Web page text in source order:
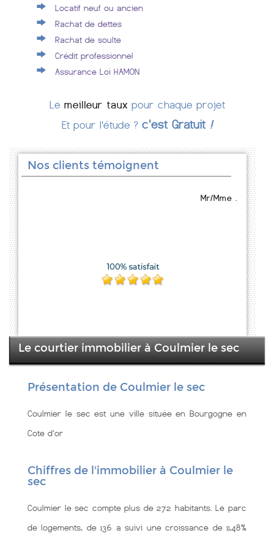
Locatif neuf ou ancien
Rachat de dettes
Rachat de soulte
Crédit professionnel
Assurance Loi HAMON
Le meilleur taux pour chaque projet
Et pour l'étude ? c'est Gratuit !
Nos clients témoignent
Mr/Mme .
Le courtier immobilier à Coulmier le sec
Présentation de Coulmier le sec
Coulmier le sec est une ville située en Bourgogne en
Cote d'or
Chiffres de l'immobilier à Coulmier le
sec
Coulmier le sec compte plus de 272 habitants. Le parc
de logements, de 136 a suivi une croissance de 11,48%